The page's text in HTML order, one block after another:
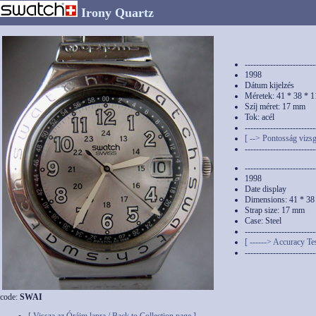
Irony Quartz
1998
Dátum kijelzés
Méretek: 41 * 38 *
Szíj méret: 17 mm
Tok: acél
[ --> Pontosság
1998
Date display
Dimensions: 41 *
Strap size: 17 mm
Case: Steel
[ ------> Accuracy
code: SWAI